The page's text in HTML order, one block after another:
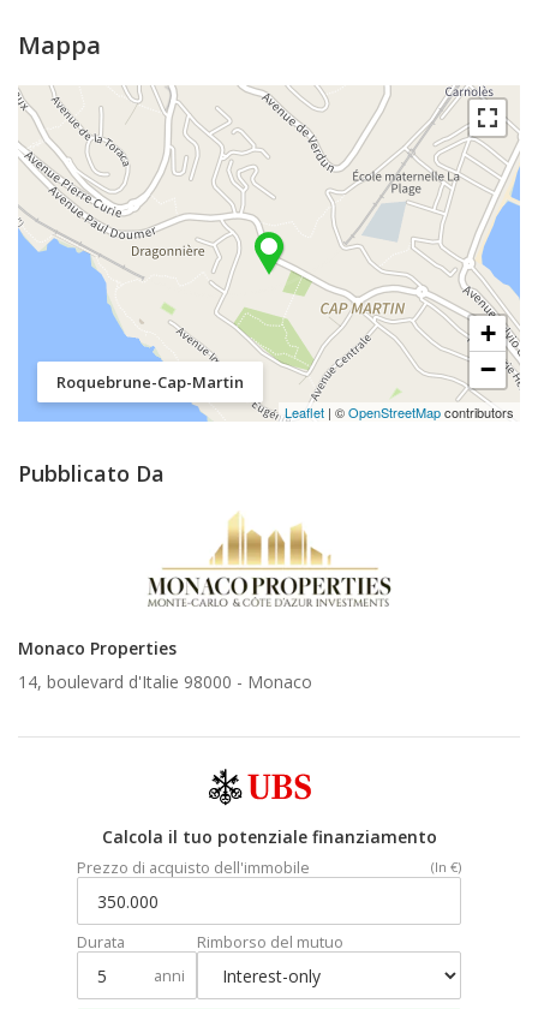
Mappa
Roquebrune-Cap-Martin
+
−
Leaflet | ©OpenStreetMapcontributors
Pubblicato Da
Monaco Properties
14, boulevard d'Italie 98000 - Monaco
Calcola il tuo potenziale finanziamento
Prezzo di acquisto dell'immobile (In €)
Durata
anni
Rimborso del mutuo